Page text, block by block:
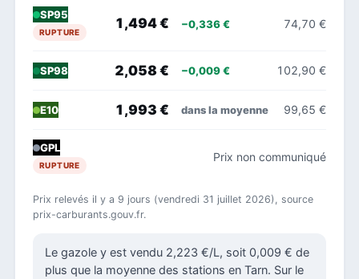
SP95
RUPTURE
1,494 € −0,336 € 74,70 €
SP98 2,058 € −0,009 € 102,90 €
E10 1,993 € dans la moyenne 99,65 €
GPL
RUPTURE
Prix non communiqué
Prix relevés il y a 9 jours (vendredi 31 juillet 2026), source
prix-carburants.gouv.fr.
Le gazole y est vendu 2,223 €/L, soit 0,009 € de
plus que la moyenne des stations en Tarn. Sur le